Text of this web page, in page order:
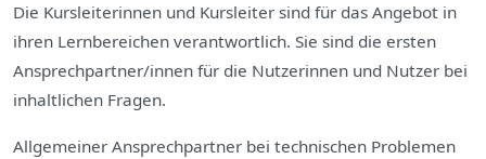
Die Kursleiterinnen und Kursleiter sind für das Angebot in
ihren Lernbereichen verantwortlich. Sie sind die ersten
Ansprechpartner/innen für die Nutzerinnen und Nutzer bei
inhaltlichen Fragen.
Allgemeiner Ansprechpartner bei technischen Problemen